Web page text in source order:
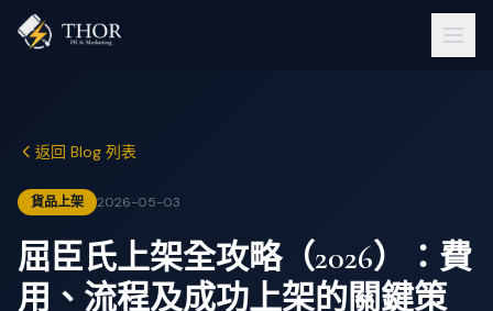
返回 Blog 列表
貨品上架 2026-05-03
屈臣氏上架全攻略（2026）：費
用、流程及成功上架的關鍵策